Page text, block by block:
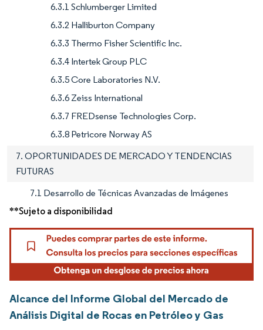
6.3.1 Schlumberger Limited
6.3.2 Halliburton Company
6.3.3 Thermo Fisher Scientific Inc.
6.3.4 Intertek Group PLC
6.3.5 Core Laboratories N.V.
6.3.6 Zeiss International
6.3.7 FREDsense Technologies Corp.
6.3.8 Petricore Norway AS
7. OPORTUNIDADES DE MERCADO Y TENDENCIAS
FUTURAS
7.1 Desarrollo de Técnicas Avanzadas de Imágenes
**Sujeto a disponibilidad
Alcance del Informe Global del Mercado de
Análisis Digital de Rocas en Petróleo y Gas